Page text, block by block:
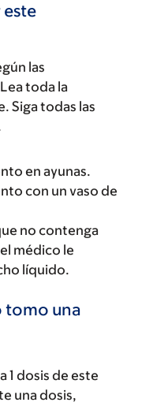
este
las
toda la
Siga todas las
en ayunas.
con un vaso de
no contenga
médico le
líquido.
tomo una
1 dosis de este
una dosis,